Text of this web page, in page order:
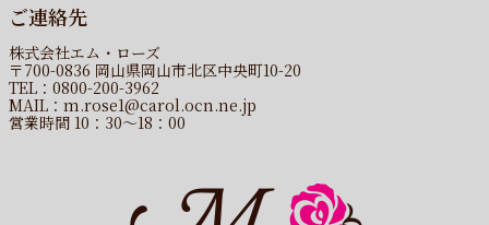
ご連絡先
株式会社エム・ローズ
〒700-0836 岡山県岡山市北区中央町10-20
TEL：0800-200-3962
MAIL：m.rose1@carol.ocn.ne.jp
営業時間 10：30〜18：00